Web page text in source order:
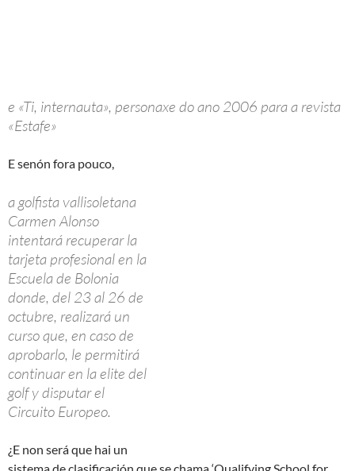
en la Escuela de Bolonia donde, del 23 al 26 de octubre,
realizará un curso que, en caso de aprobarlo, le permitirá
continuar en la elite del golf y disputar el Circuito
Europeo.
¿E non será que hai un sistema de clasificación que se chama
‘Qualifying School for the 2008 season’? Que traducido: ‘Escola
de Clasificación para a tempada 2008’. ¡¡¿Aprobar?!! WTF!! ¿E
non será que en inglés ‘pass’ podese traducir por ‘pasar’,
ademais de por ‘aprobar’? Que de outra maneira é o correcto
neste caso, xa que se refire as 4 voltas que se disputan para
decidir qué xogadoras pasan e cales non¡¡¡
[lang_es]El titular podría ser cierto, pero no, estamos
hablando de un nuevo error, otro más, del traductor automátio
de La voz de galicia.